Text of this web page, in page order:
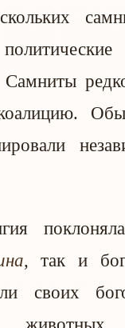
Самниты
, так и
своих